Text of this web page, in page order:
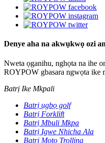
Denye aha na akwụkwọ ozi
Nweta ọganihu, nghọta na ihe
ROYPOW gbasara ngwọta ike
Batrị Ike Mkpali
Batrị ụgbọ golf
Batrị Forklift
Batrị Mbuli Mkpa
Batrị Igwe Nhicha Ala
Batrị Moto Trolling